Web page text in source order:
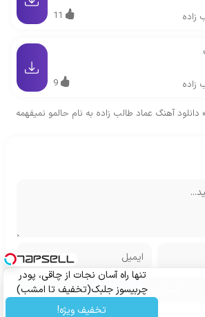
زاده 11
زاده 9
» دانلود آهنگ عماد طالب زاده به نام حالمو نمیفهمه
تنها راه آسان نجات از چاقی، پودر
چربیسوز جلبک(تخفیف تا امشب)
تخفیف ویژه!